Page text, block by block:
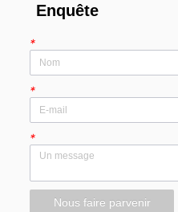
Enquête
*
*
*
Nous faire parvenir